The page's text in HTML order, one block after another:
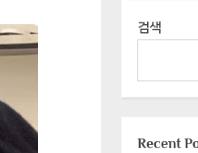
검색
Recent